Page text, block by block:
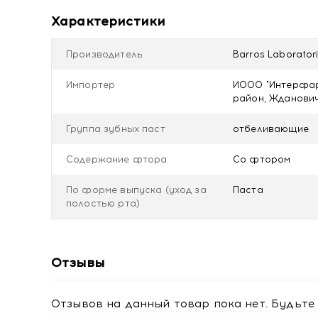
Характеристики
Производитель Barros
Импортер
ИООО
район,
Группа зубных паст отбеливающие
Содержание фтора Со фтором
По форме выпуска (уход за
полостью рта)
Паста
Отзывы
Отзывов на данный товар пока нет.